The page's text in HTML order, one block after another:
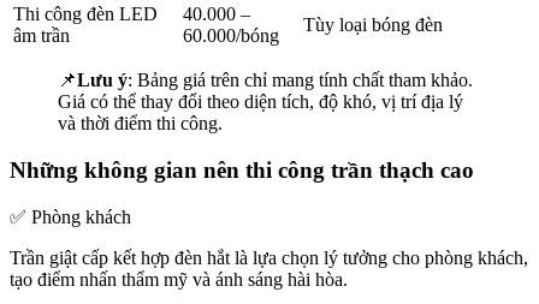
Thi công đèn LED
âm trần
40.000 –
60.000/bóng
Tùy loại bóng đèn
📌Lưu ý: Bảng giá trên chỉ mang tính chất tham khảo.
Giá có thể thay đổi theo diện tích, độ khó, vị trí địa lý
và thời điểm thi công.
Những không gian nên thi công trần thạch cao
✅ Phòng khách
Trần giật cấp kết hợp đèn hắt là lựa chọn lý tưởng cho phòng khách,
tạo điểm nhấn thẩm mỹ và ánh sáng hài hòa.